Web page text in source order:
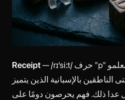
Receipt— /rɪˈsiːt/ حرف "p" صامت تمامًا. ويُفيد معلمو ESL
الناطقين بالإسبانية الذين يتميز
عدا ذلك. فهم يحرصون دومًا على